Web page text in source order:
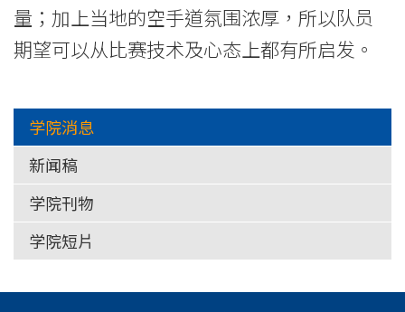
量；加上当地的空手道氛围浓厚，所以队员
期望可以从比赛技术及心态上都有所启发。
学院消息
新闻稿
学院刊物
学院短片